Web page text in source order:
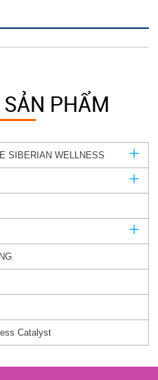
PHẨM
SIBERIAN WELLNESS
Catalyst